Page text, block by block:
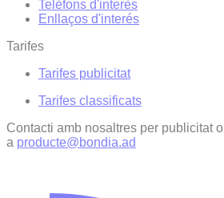
Telèfons d'interès
Enllaços d'interés
Tarifes
Tarifes publicitat
Tarifes classificats
Contacti amb nosaltres per publicitat
a producte@bondia.ad